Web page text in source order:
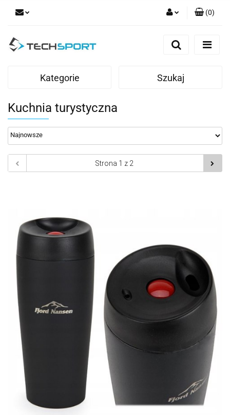
Zaloguj się
(0)
Kategorie Szukaj
Kuchnia turystyczna